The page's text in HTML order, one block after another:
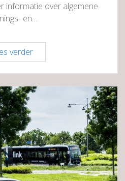
informatie over algemene
en…
verderAdvies
openingstijden
december